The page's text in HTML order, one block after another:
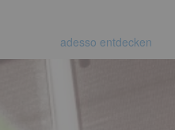
adesso entdecken